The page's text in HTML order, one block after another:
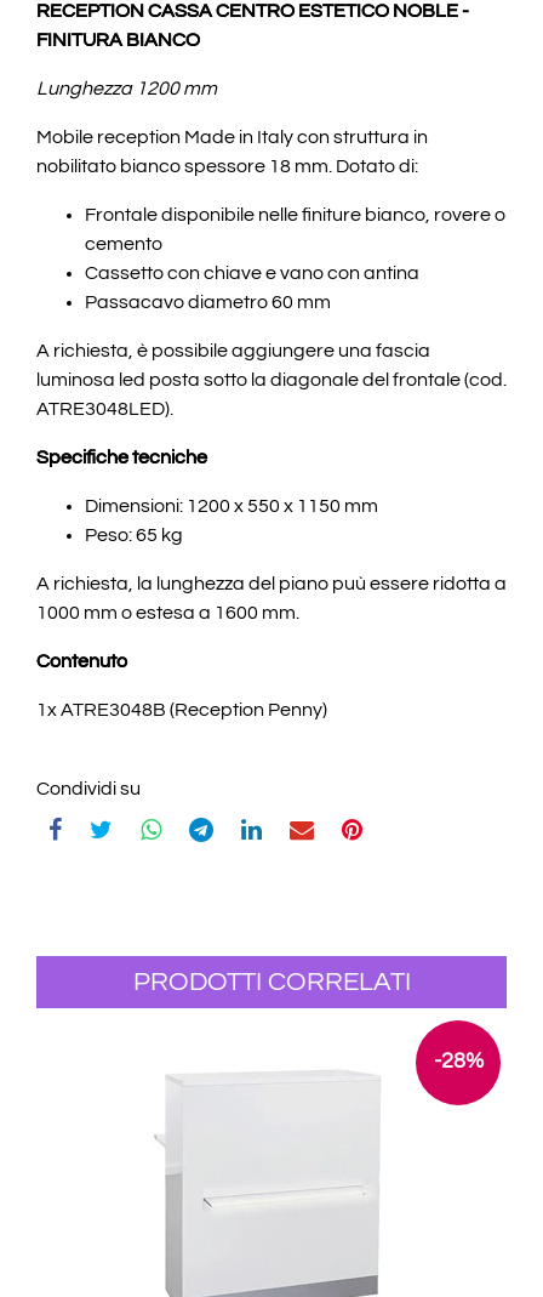
RECEPTION CASSA CENTRO ESTETICO NOBLE -
FINITURA BIANCO
Lunghezza 1200 mm
Mobile reception Made in Italy con struttura in
nobilitato bianco spessore 18 mm. Dotato di:
Frontale disponibile nelle finiture bianco, rovere o
cemento
Cassetto con chiave e vano con antina
Passacavo diametro 60 mm
A richiesta, è possibile aggiungere una fascia
luminosa led posta sotto la diagonale del frontale (cod.
ATRE3048LED).
Specifiche tecniche
Dimensioni: 1200 x 550 x 1150 mm
Peso: 65 kg
A richiesta, la lunghezza del piano puù essere ridotta a
1000 mm o estesa a 1600 mm.
Contenuto
1x ATRE3048B (Reception Penny)
Condividi su
PRODOTTI CORRELATI
-28%